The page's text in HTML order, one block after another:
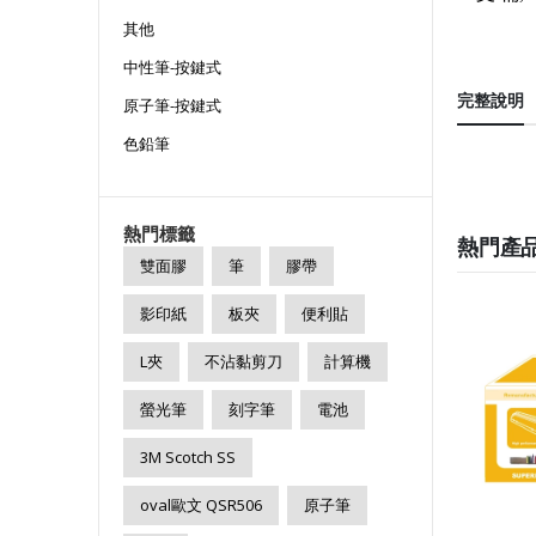
其他
中性筆-按鍵式
原子筆-按鍵式
色鉛筆
熱門標籤
雙面膠 筆 膠帶
影印紙 板夾 便利貼
L夾 不沾黏剪刀 計算機
螢光筆 刻字筆 電池
3M Scotch SS
oval歐文 QSR506 原子筆
完整說明
熱門產